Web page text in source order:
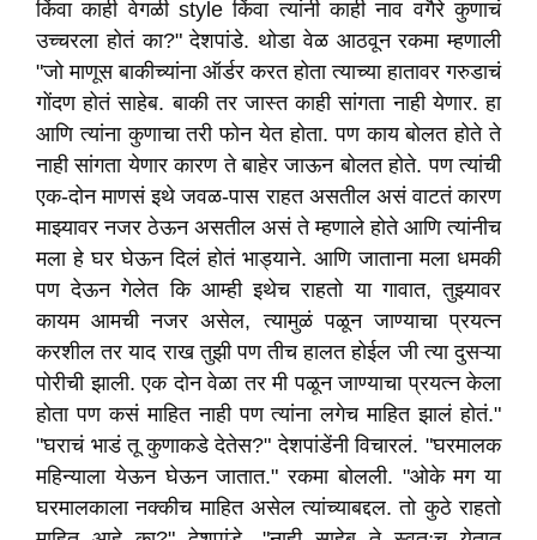
किंवा काही वेगळी style किंवा त्यांनी काही नाव वगैरे कुणाचं
उच्चरला होतं का?" देशपांडे. थोडा वेळ आठवून रकमा म्हणाली
"जो माणूस बाकीच्यांना ऑर्डर करत होता त्याच्या हातावर गरुडाचं
गोंदण होतं साहेब. बाकी तर जास्त काही सांगता नाही येणार. हा
आणि त्यांना कुणाचा तरी फोन येत होता. पण काय बोलत होते ते
नाही सांगता येणार कारण ते बाहेर जाऊन बोलत होते. पण त्यांची
एक-दोन माणसं इथे जवळ-पास राहत असतील असं वाटतं कारण
माझ्यावर नजर ठेऊन असतील असं ते म्हणाले होते आणि त्यांनीच
मला हे घर घेऊन दिलं होतं भाड्याने. आणि जाताना मला धमकी
पण देऊन गेलेत कि आम्ही इथेच राहतो या गावात, तुझ्यावर
कायम आमची नजर असेल, त्यामुळं पळून जाण्याचा प्रयत्न
करशील तर याद राख तुझी पण तीच हालत होईल जी त्या दुसऱ्या
पोरीची झाली. एक दोन वेळा तर मी पळून जाण्याचा प्रयत्न केला
होता पण कसं माहित नाही पण त्यांना लगेच माहित झालं होतं."
"घराचं भाडं तू कुणाकडे देतेस?" देशपांडेंनी विचारलं. "घरमालक
महिन्याला येऊन घेऊन जातात." रकमा बोलली. "ओके मग या
घरमालकाला नक्कीच माहित असेल त्यांच्याबद्दल. तो कुठे राहतो